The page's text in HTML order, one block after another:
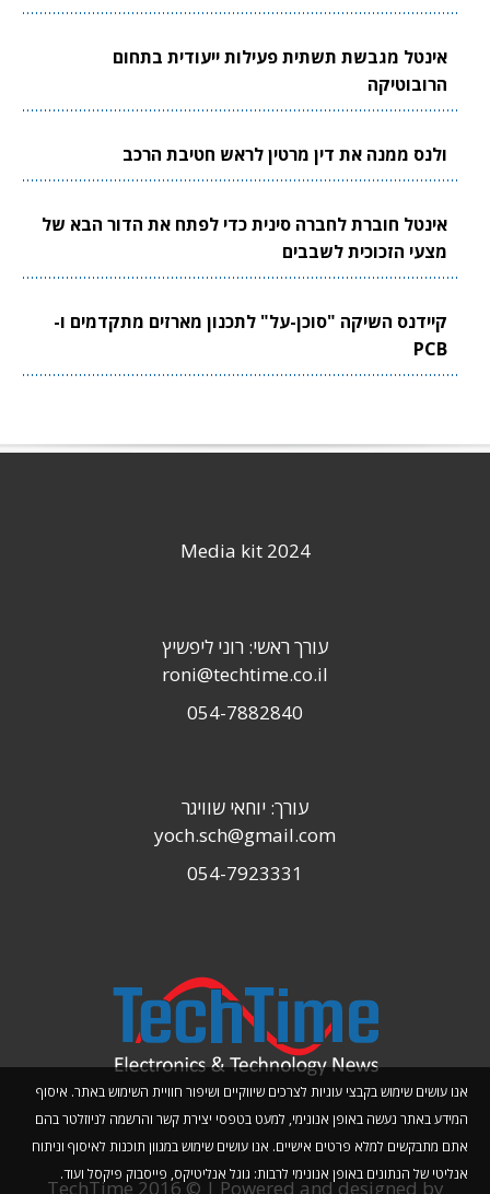
אינטל מגבשת תשתית פעילות ייעודית בתחום
הרובוטיקה
ולנס ממנה את דין מרטין לראש חטיבת הרכב
אינטל חוברת לחברה סינית כדי לפתח את הדור הבא של
מצעי הזכוכית לשבבים
קיידנס השיקה "סוכן-על" לתכנון מארזים מתקדמים ו-
PCB
אנו עושים שימוש בקבצי עוגיות לצרכים שיווקיים ושיפור חוויית השימוש באתר. איסוף
המידע באתר נעשה באופן אנונימי, למעט בטפסי יצירת קשר והרשמה לניוזלטר בהם
אתם מתבקשים למלא פרטים אישיים. אנו עושים שימוש במגוון תוכנות לאיסוף וניתוח
אנליטי של הנתונים באופן אנונימי לרבות: גוגל אנליטיקס, פייסבוק פיקסל ועוד.
Media kit 2024
עורך ראשי: רוני ליפשיץ
roni@techtime.co.il
054-7882840
עורך: יוחאי שוויגר
yoch.sch@gmail.com
054-7923331
TechTime 2016 © | Powered and designed by